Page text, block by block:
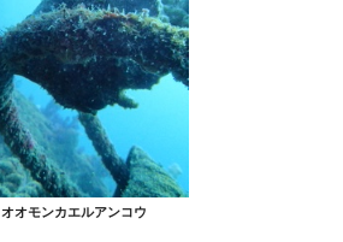
オオモンカエルアンコウ